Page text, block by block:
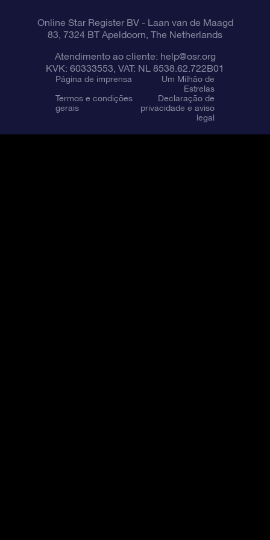
Online Star Register BV- Laan van de Maagd
83, 7324 BT Apeldoorn, The Netherlands
Atendimento ao cliente: help@osr.org
KVK: 60333553, VAT: NL 8538.62.722B01
Página de imprensa
Um Milhão de
Estrelas
Termos e condições
gerais
Declaração de
privacidade e aviso
legal